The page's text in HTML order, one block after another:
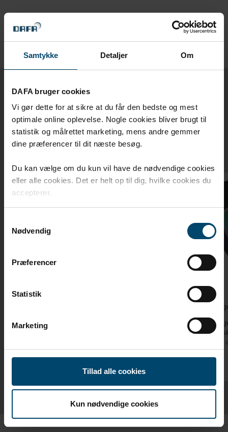
Samtykke Detaljer Om
DAFA bruger cookies
Vi gør dette for at sikre at du får den bedste og mest
optimale online oplevelse. Nogle cookies bliver brugt til
statistik og målrettet marketing, mens andre gemmer
dine præferencer til dit næste besøg.
Du kan vælge om du kun vil have de nødvendige cookies
eller alle cookies. Det er helt op til dig, hvilke cookies du
accepterer.
Nødvendig
Præferencer
Statistik
Marketing
Tillad alle cookies
Kun nødvendige cookies
Relaterede produkter
Andre produkter i DAFA Facade Kit
Alternativ til fugemasse som tætning mellem
facadeplader
EPDM
EPDM